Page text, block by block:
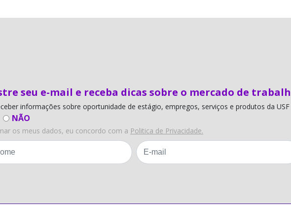
seu e-mail e receba dicas sobre o mercado de
informações sobre oportunidade de estágio, empregos, serviços e produtos da
NÃO
os meus dados, eu concordo com a Politica de Privacidade.